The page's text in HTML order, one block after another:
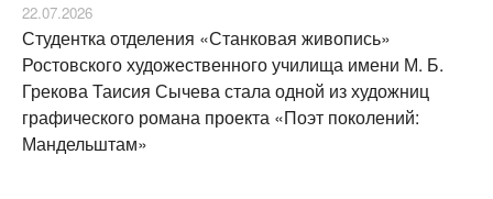
22.07.2026
Студентка отделения «Станковая живопись»
Ростовского художественного училища имени М. Б.
Грекова Таисия Сычева стала одной из художниц
графического романа проекта «Поэт поколений:
Мандельштам»